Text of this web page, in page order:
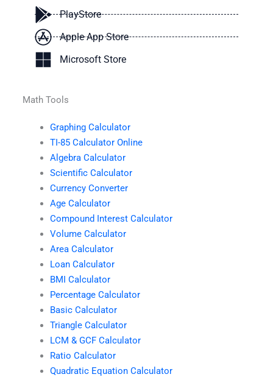
PlayStore
Apple App Store
Microsoft Store
Math Tools
Graphing Calculator
TI-85 Calculator Online
Algebra Calculator
Scientific Calculator
Currency Converter
Age Calculator
Compound Interest Calculator
Volume Calculator
Area Calculator
Loan Calculator
BMI Calculator
Percentage Calculator
Basic Calculator
Triangle Calculator
LCM & GCF Calculator
Ratio Calculator
Quadratic Equation Calculator